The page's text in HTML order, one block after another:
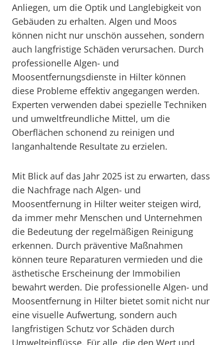
Anliegen, um die Optik und Langlebigkeit von
Gebäuden zu erhalten. Algen und Moos
können nicht nur unschön aussehen, sondern
auch langfristige Schäden verursachen. Durch
professionelle Algen- und
Moosentfernungsdienste in Hilter können
diese Probleme effektiv angegangen werden.
Experten verwenden dabei spezielle Techniken
und umweltfreundliche Mittel, um die
Oberflächen schonend zu reinigen und
langanhaltende Resultate zu erzielen.
Mit Blick auf das Jahr 2025 ist zu erwarten, dass
die Nachfrage nach Algen- und
Moosentfernung in Hilter weiter steigen wird,
da immer mehr Menschen und Unternehmen
die Bedeutung der regelmäßigen Reinigung
erkennen. Durch präventive Maßnahmen
können teure Reparaturen vermieden und die
ästhetische Erscheinung der Immobilien
bewahrt werden. Die professionelle Algen- und
Moosentfernung in Hilter bietet somit nicht nur
eine visuelle Aufwertung, sondern auch
langfristigen Schutz vor Schäden durch
Umwelteinflüsse. Für alle, die den Wert und